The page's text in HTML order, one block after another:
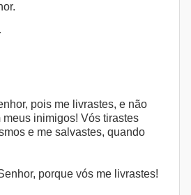
pois me livrastes, e não
inimigos! Vós tirastes
e me salvastes, quando
porque vós me livrastes!